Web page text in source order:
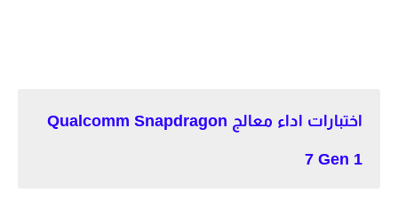
اختبارات اداء معالج Qualcomm Snapdragon
7 Gen 1